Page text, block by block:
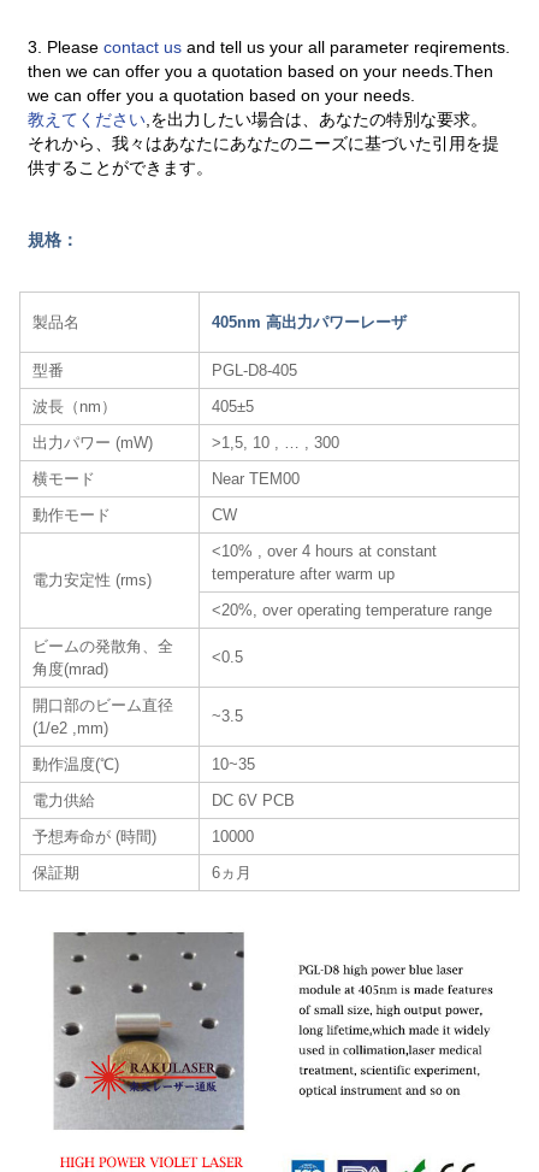
3. Pleasecontact usand tell us your all parameter reqirements.
then we can offer you a quotation based on your needs.Then
we can offer you a quotation based on your needs.
教えてください ,を出力したい場合は、あなたの特別な要求。
それから、我々はあなたにあなたのニーズに基づいた引用を提
供することができます。
規格：
製品名 405nm 高出力パワーレーザ
型番
PGL-D8-405
波長（nm）
405±5
出力パワー (mW)
>1,5, 10 , … , 300
横モード
Near TEM00
動作モード
CW
電力安定性 (rms)
<10% , over 4 hours at constant
temperature after warm up
<20%, over operating temperature range
ビームの発散角、全
角度(mrad)
<0.5
開口部のビーム直径
(1/e2 ,mm)
~3.5
動作温度(℃)
10~35
電力供給
DC 6V PCB
予想寿命が (時間)
10000
保証期
6ヵ月